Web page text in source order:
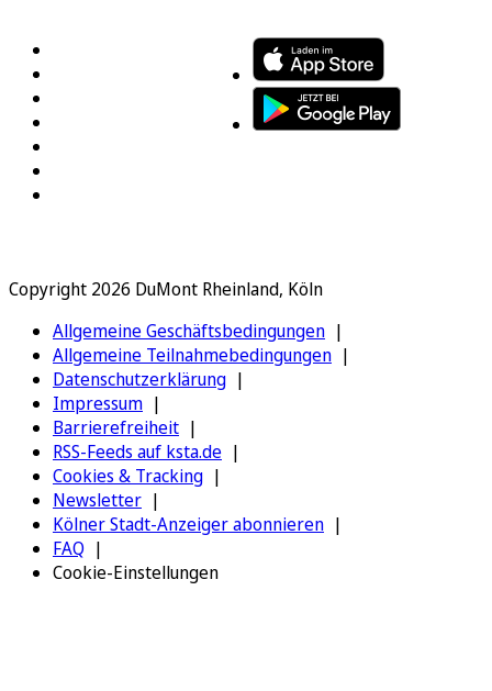
Copyright 2026 DuMont Rheinland, Köln
Allgemeine Geschäftsbedingungen
Allgemeine Teilnahmebedingungen
Datenschutzerklärung
Impressum
Barrierefreiheit
RSS-Feeds auf ksta.de
Cookies & Tracking
Newsletter
Kölner Stadt-Anzeiger abonnieren
FAQ
Cookie-Einstellungen